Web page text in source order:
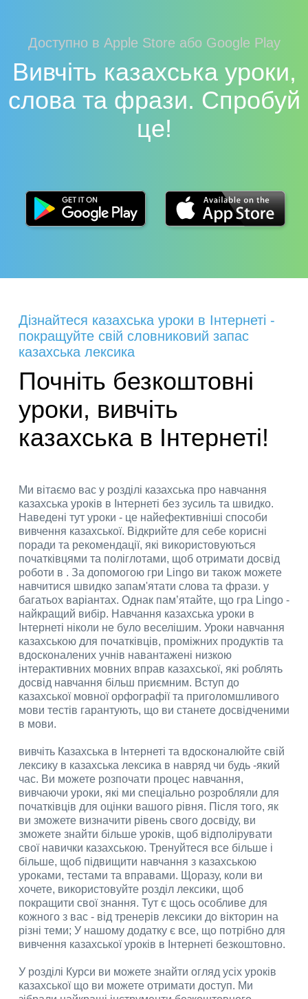
Доступно в Apple Store або Google Play
Вивчіть казахська уроки,
слова та фрази. Спробуй
це!
Дізнайтеся казахська уроки в Інтернеті -
покращуйте свій словниковий запас
казахська лексика
Почніть безкоштовні
уроки, вивчіть
казахська в Інтернеті!
Ми вітаємо вас у розділі казахська про навчання
казахська уроків в Інтернеті без зусиль та швидко.
Наведені тут уроки - це найефективніші способи
вивчення казахської. Відкрийте для себе корисні
поради та рекомендації, які використовуються
початківцями та поліглотами, щоб отримати досвід
роботи в . За допомогою гри Lingo ви також можете
навчитися швидко запам'ятати слова та фрази. у
багатьох варіантах. Однак пам’ятайте, що гра Lingo -
найкращий вибір. Навчання казахська уроки в
Інтернеті ніколи не було веселішим. Уроки навчання
казахською для початківців, проміжних продуктів та
вдосконалених учнів навантажені низкою
інтерактивних мовних вправ казахської, які роблять
досвід навчання більш приємним. Вступ до
казахської мовної орфографії та приголомшливого
мови тестів гарантують, що ви станете досвідченими
в мови.
вивчіть Казахська в Інтернеті та вдосконалюйте свій
лексику в казахська лексика в навряд чи будь -який
час. Ви можете розпочати процес навчання,
вивчаючи уроки, які ми спеціально розробляли для
початківців для оцінки вашого рівня. Після того, як
ви зможете визначити рівень свого досвіду, ви
зможете знайти більше уроків, щоб відполірувати
свої навички казахською. Тренуйтеся все більше і
більше, щоб підвищити навчання з казахською
уроками, тестами та вправами. Щоразу, коли ви
хочете, використовуйте розділ лексики, щоб
покращити свої знання. Тут є щось особливе для
кожного з вас - від тренерів лексики до вікторин на
різні теми; У нашому додатку є все, що потрібно для
вивчення казахської уроків в Інтернеті безкоштовно.
У розділі Курси ви можете знайти огляд усіх уроків
казахської що ви можете отримати доступ. Ми